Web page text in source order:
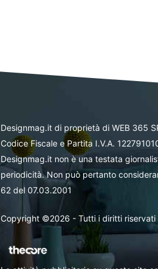
Designmag.it di proprietà di WEB 365
Codice Fiscale e Partita I.V.A.
Designmag.it non è una testata
periodicità. Non può pertanto
62 del 07.03.2001
Copyright ©2026 - Tutti i diritti